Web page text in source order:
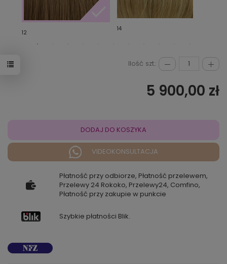
12
14
Ilość szt.:
5 900,00 zł
DODAJ DO KOSZYKA
VIDEOKONSULTACJA
Płatność przy odbiorze, Płatność przelewem,
Przelewy 24 Rokoko, Przelewy24, Comfino,
Płatność przy zakupie w punkcie
Szybkie płatności Blik.